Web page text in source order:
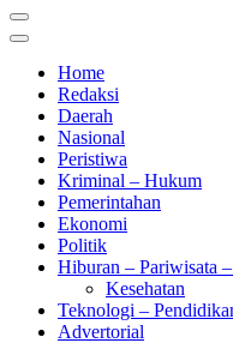
Home
Redaksi
Daerah
Nasional
Peristiwa
Kriminal – Hukum
Pemerintahan
Ekonomi
Politik
Hiburan – Pariwisata
Kesehatan
Teknologi –
Advertorial